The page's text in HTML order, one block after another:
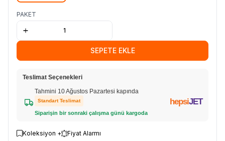
PAKET
SEPETE EKLE
Teslimat Seçenekleri
Tahmini 10 Ağustos Pazartesi kapında
Standart Teslimat
Siparişin bir sonraki çalışma günü kargoda
hepsiJET
Koleksiyon + Fiyat Alarmı